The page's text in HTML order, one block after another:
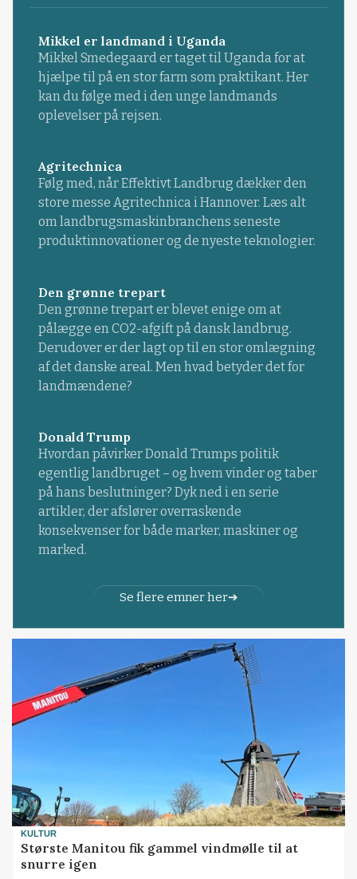
Mikkel er landmand i Uganda
Mikkel Smedegaard er taget til Uganda for at
hjælpe til på en stor farm som praktikant. Her
kan du følge med i den unge landmands
oplevelser på rejsen.
Agritechnica
Følg med, når Effektivt Landbrug dækker den
store messe Agritechnica i Hannover. Læs alt
om landbrugsmaskinbranchens seneste
produktinnovationer og de nyeste teknologier.
Den grønne trepart
Den grønne trepart er blevet enige om at
pålægge en CO2-afgift på dansk landbrug.
Derudover er der lagt op til en stor omlægning
af det danske areal. Men hvad betyder det for
landmændene?
Donald Trump
Hvordan påvirker Donald Trumps politik
egentlig landbruget – og hvem vinder og taber
på hans beslutninger? Dyk ned i en serie
artikler, der afslører overraskende
konsekvenser for både marker, maskiner og
marked.
Se flere emner her
KULTUR
Største Manitou fik gammel vindmølle til at
snurre igen